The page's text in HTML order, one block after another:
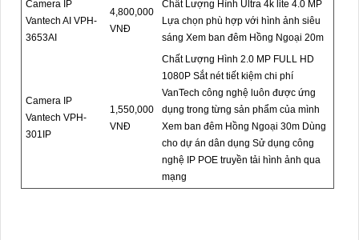
Camera IP
Vantech AI VPH-
3653AI
4,800,000
VNĐ
Chất Lượng Hình Ultra 4k lite 4.0 MP
Lựa chọn phù hợp với hình ảnh siêu
sáng Xem ban đêm Hồng Ngoại 20m
Camera IP
Vantech VPH-
301IP
1,550,000
VNĐ
Chất Lượng Hình 2.0 MP FULL HD
1080P Sắt nét tiết kiệm chi phí
VanTech công nghệ luôn được ứng
dụng trong từng sản phẩm của mình
Xem ban đêm Hồng Ngoại 30m Dùng
cho dự án dân dụng Sử dụng công
nghệ IP POE truyền tải hình ảnh qua
mạng